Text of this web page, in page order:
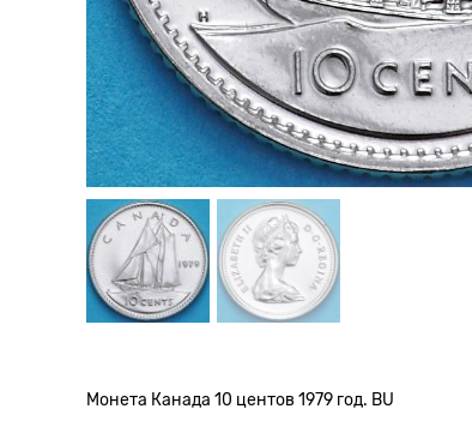
Монета Канада 10 центов 1979 год. BU